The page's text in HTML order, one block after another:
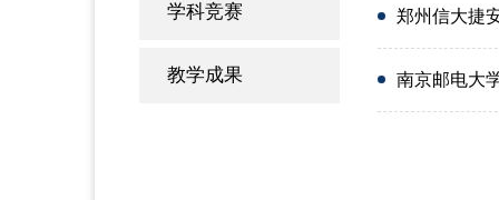
学科竞赛
教学成果
郑州信大捷
南京邮电大